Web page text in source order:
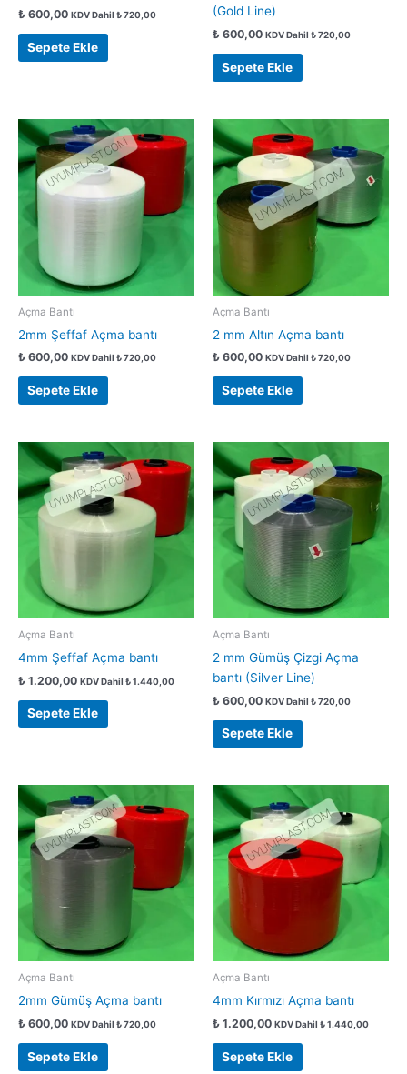
₺ 600,00 KDV Dahil ₺720,00
Sepete Ekle
(Gold Line)
₺ 600,00 KDV Dahil ₺720,00
Sepete Ekle
Açma Bantı
2mm Şeffaf Açma bantı
₺ 600,00 KDV Dahil ₺720,00
Sepete Ekle
Açma Bantı
2 mm Altın Açma bantı
₺ 600,00 KDV Dahil ₺720,00
Sepete Ekle
Açma Bantı
4mm Şeffaf Açma bantı
₺ 1.200,00 KDV Dahil ₺1.440,00
Sepete Ekle
Açma Bantı
2 mm Gümüş Çizgi Açma
bantı (Silver Line)
₺ 600,00 KDV Dahil ₺720,00
Sepete Ekle
Açma Bantı
2mm Gümüş Açma bantı
₺ 600,00 KDV Dahil ₺720,00
Sepete Ekle
Açma Bantı
4mm Kırmızı Açma bantı
₺ 1.200,00 KDV Dahil ₺1.440,00
Sepete Ekle